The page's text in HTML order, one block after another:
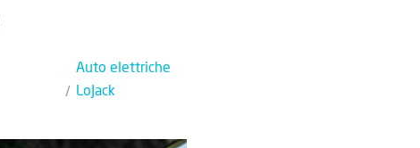
Auto elettriche
LoJack